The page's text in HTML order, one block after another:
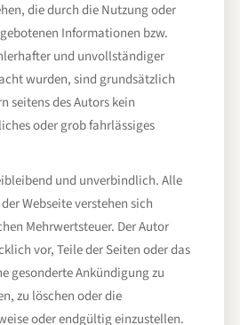
die durch die Nutzung oder
Informationen bzw.
und unvollständiger
wurden, sind grundsätzlich
seitens des Autors kein
oder grob fahrlässiges
und unverbindlich. Alle
Webseite verstehen sich
Mehrwertsteuer. Der Autor
vor, Teile der Seiten oder das
gesonderte Ankündigung zu
zu löschen oder die
oder endgültig einzustellen.